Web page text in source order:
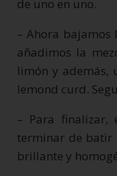
de uno en uno.
– Ahora bajamos
añadimos la
limón y además,
lemond curd.
– Para finalizar,
terminar de batir
brillante y